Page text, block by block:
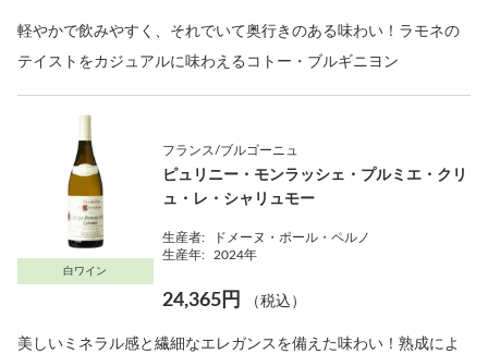
軽やかで飲みやすく、それでいて奥行きのある味わい！ラモネの
テイストをカジュアルに味わえるコトー・ブルギニヨン
白ワイン
フランス/ブルゴーニュ
ピュリニー・モンラッシェ・プルミエ・クリ
ュ・レ・シャリュモー
生産者:
ドメーヌ・ポール・ペルノ
生産年:
2024年
24,365円 （税込）
美しいミネラル感と繊細なエレガンスを備えた味わい！熟成によ